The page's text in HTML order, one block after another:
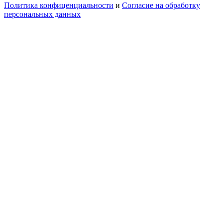
Политика конфиценциальности и Согласие на обработку
персональных данных